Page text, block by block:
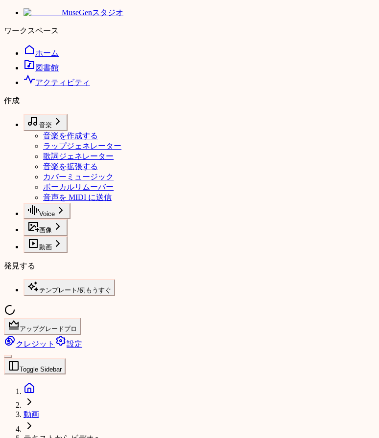
MuseGenスタジオ
ワークスペース
ホーム
図書館
アクティビティ
作成
音楽
音楽を作成する
ラップジェネレーター
歌詞ジェネレーター
音楽を拡張する
カバーミュージック
ボーカルリムーバー
音声を MIDI に送信
Voice
画像
動画
発見する
テンプレート/例 もうすぐ
アップグレードプロ
クレジット 設定
Toggle Sidebar
動画